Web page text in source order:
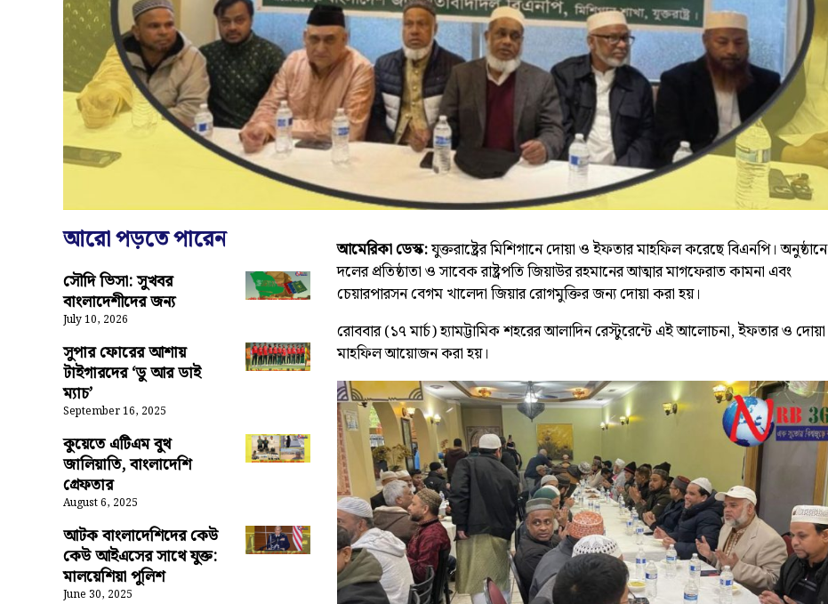
আরো পড়তে পারেন
সৌদি ভিসা: সুখবর
বাংলাদেশীদের জন্য
July 10, 2026
সুপার ফোরের আশায়
টাইগারদের ‘ডু আর ডাই
ম্যাচ’
September 16, 2025
কুয়েতে এটিএম বুথ
জালিয়াতি, বাংলাদেশি
গ্রেফতার
August 6, 2025
আটক বাংলাদেশিদের কেউ
কেউ আইএসের সাথে যুক্ত:
মালয়েশিয়া পুলিশ
June 30, 2025
আমেরিকা ডেস্ক:যুক্তরাষ্ট্রের মিশিগানে দোয়া ও ইফতার মাহফিল করেছে বিএনপি। অনুষ্ঠানে
দলের প্রতিষ্ঠাতা ও সাবেক রাষ্ট্রপতি জিয়াউর রহমানের আত্মার মাগফেরাত কামনা এবং
চেয়ারপারসন বেগম খালেদা জিয়ার রোগমুক্তির জন্য দোয়া করা হয়।
রোববার (১৭ মার্চ) হ্যামট্টামিক শহরের আলাদিন রেস্টুরেন্টে এই আলোচনা, ইফতার ও দোয়া
মাহফিল আয়োজন করা হয়।